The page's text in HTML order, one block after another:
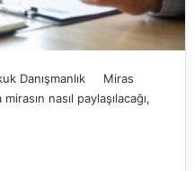
Danışmanlık Miras
nasıl paylaşılacağı,